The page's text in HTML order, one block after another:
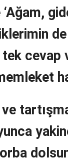
cevap